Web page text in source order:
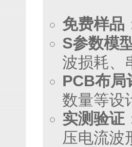
免费样品
S参数模
波损耗、
PCB布局
数量等设
实测验证
压电流波